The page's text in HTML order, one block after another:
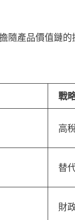
隨產品價值鏈
戰
高
替
財